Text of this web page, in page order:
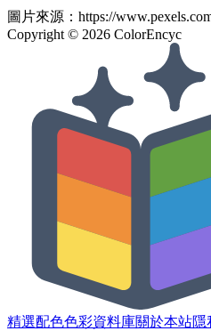
圖片來源： https://
Copyright © 2026 ColorEncyc
精選配色色彩資料庫關於本站隱